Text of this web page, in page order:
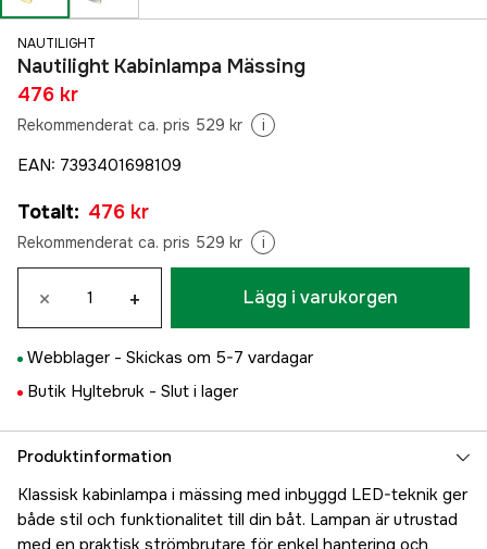
NAUTILIGHT
Nautilight Kabinlampa Mässing
476 kr
Rekommenderat ca. pris 529 kr i
EAN: 7393401698109
Totalt: 476 kr
Rekommenderat ca. pris 529 kr i
× + Lägg i varukorgen
Webblager - Skickas om 5-7 vardagar
Butik Hyltebruk - Slut i lager
Produktinformation
Klassisk kabinlampa i mässing med inbyggd LED-teknik ger
både stil och funktionalitet till din båt. Lampan är utrustad